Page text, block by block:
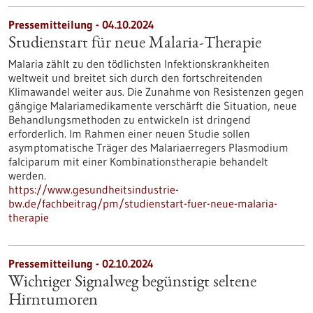
Pressemitteilung - 04.10.2024
Studienstart für neue Malaria-Therapie
Malaria zählt zu den tödlichsten Infektionskrankheiten
weltweit und breitet sich durch den fortschreitenden
Klimawandel weiter aus. Die Zunahme von Resistenzen gegen
gängige Malariamedikamente verschärft die Situation, neue
Behandlungsmethoden zu entwickeln ist dringend
erforderlich. Im Rahmen einer neuen Studie sollen
asymptomatische Träger des Malariaerregers Plasmodium
falciparum mit einer Kombinationstherapie behandelt
werden.
https://www.gesundheitsindustrie-
bw.de/fachbeitrag/pm/studienstart-fuer-neue-malaria-
therapie
Pressemitteilung - 02.10.2024
Wichtiger Signalweg begünstigt seltene
Hirntumoren